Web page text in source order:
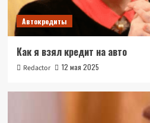
Автокредиты
Как я взял кредит на авто
Redactor 12 мая 2025